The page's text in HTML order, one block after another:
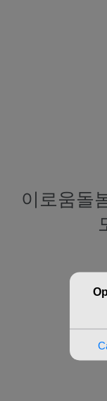
이로움돌